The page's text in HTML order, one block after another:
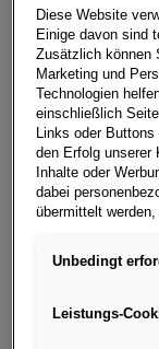
spendet
Treffer an
Der Porsche
September
U15-Turniere
Mannschaften
Diese Website
Einige davon sind
Zusätzlich können
Marketing und
Technologien
einschließlich
Links oder
den Erfolg unserer
Inhalte oder
dabei
übermittelt
(z. B. E Mail
Dienste der
die Google LLC in
Unbedingt
Leistungs-